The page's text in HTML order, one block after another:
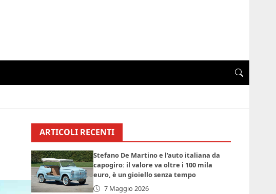
ARTICOLI RECENTI
Stefano De Martino e l’auto italiana da
capogiro: il valore va oltre i 100 mila
euro, è un gioiello senza tempo
7 Maggio 2026